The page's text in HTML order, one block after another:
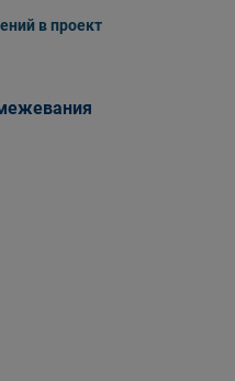
в проект